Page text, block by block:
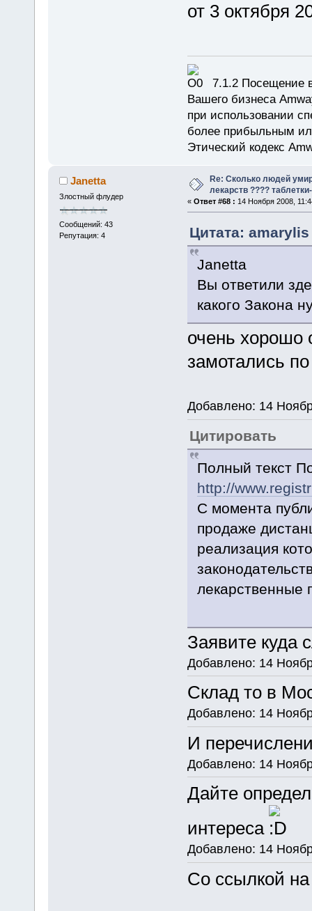
от 3 октября
7.1.2 Посещение
Вашего бизнеса
при использовании
более прибыльным
Этический кодекс
Janetta
Злостный флудер
Сообщений: 43
Репутация: 4
Re: Сколько людей
лекарств ????
« Ответ #68 : 14 Ноября 2008,
Цитата:
Janetta
Вы ответили
какого Закона
очень хорошо
замотались
Добавлено: 14
Цитировать
Полный текст
http://
С момента
продаже
реализация
лекарственные
Заявите куда
Добавлено: 14
Склад то в
Добавлено: 14
И
Добавлено: 14
Дайте
интереса
Добавлено: 14
Со ссылкой